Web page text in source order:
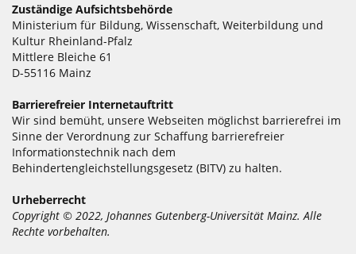
Zuständige Aufsichtsbehörde
Ministerium für Bildung, Wissenschaft, Weiterbildung und
Kultur Rheinland-Pfalz
Mittlere Bleiche 61
D-55116 Mainz
Barrierefreier Internetauftritt
Wir sind bemüht, unsere Webseiten möglichst barrierefrei im
Sinne der Verordnung zur Schaffung barrierefreier
Informationstechnik nach dem
Behindertengleichstellungsgesetz (BITV) zu halten.
Urheberrecht
Copyright © 2022, Johannes Gutenberg-Universität Mainz. Alle
Rechte vorbehalten.